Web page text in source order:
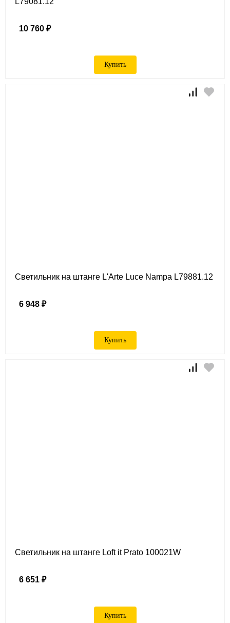
10 760 ₽
Купить
Светильник на штанге L'Arte Luce Nampa L79881.12
6 948 ₽
Купить
Светильник на штанге Loft it Prato 100021W
6 651 ₽
Купить